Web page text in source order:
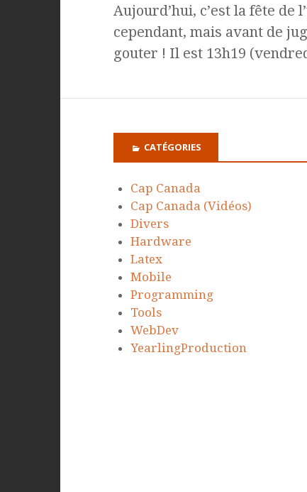
Aujourd’hui, c’est la fête
cependant, mais avant de
gouter ! Il est 13h19
CATÉGORIES
Cap Canada
Cap Canada (Vidéos)
Divers
Hardware
Latex
Mobile
Programming
Tools
WebDev
YearlingProduction